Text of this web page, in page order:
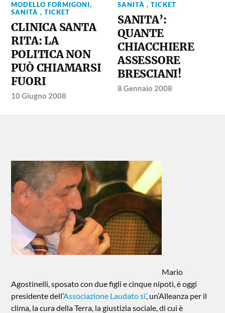
MODELLO FORMIGONI,
SANITÀ , TICKET
CLINICA SANTA
RITA: LA
POLITICA NON
PUÒ CHIAMARSI
FUORI
10 Giugno 2008
SANITÀ , TICKET
SANITA’:
QUANTE
CHIACCHIERE
ASSESSORE
BRESCIANI!
8 Gennaio 2008
Mario
Agostinelli, sposato con due figli e cinque nipoti, è oggi
presidente dell’Associazione Laudato si’, un’Alleanza per il
clima, la cura della Terra, la giustizia sociale, di cui è